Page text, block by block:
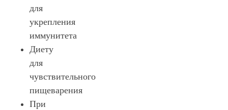
для
укрепления
иммунитета
Диету
для
чувствительного
пищеварения
При